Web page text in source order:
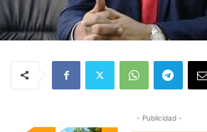
- Publicidad -